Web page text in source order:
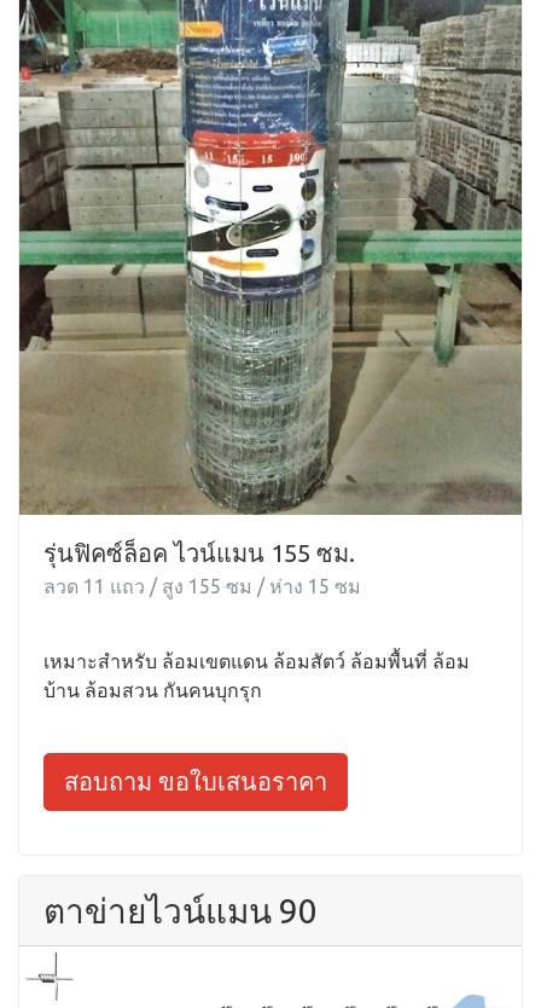
รุ่นฟิคซ์ล็อค ไวน์แมน 155 ซม.
ลวด 11 แถว / สูง 155 ซม / ห่าง 15 ซม
เหมาะสำหรับ ล้อมเขตแดน ล้อมสัตว์ ล้อมพื้นที่ ล้อม
บ้าน ล้อมสวน กันคนบุกรุก
สอบถาม ขอใบเสนอราคา
ตาข่ายไวน์แมน 90